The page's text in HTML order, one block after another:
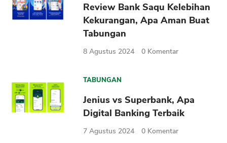
Review Bank Saqu Kelebihan
Kekurangan, Apa Aman Buat
Tabungan
8 Agustus 2024 0 Komentar
TABUNGAN
Jenius vs Superbank, Apa
Digital Banking Terbaik
7 Agustus 2024 0 Komentar